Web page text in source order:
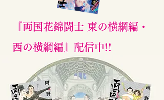
『両国花錦闘士 東の横綱編・
西の横綱編』配信中!!